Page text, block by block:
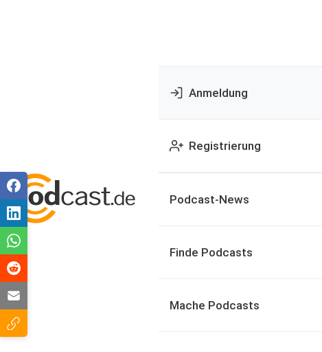
Anmeldung
Registrierung
Podcast-News
Finde Podcasts
Mache Podcasts